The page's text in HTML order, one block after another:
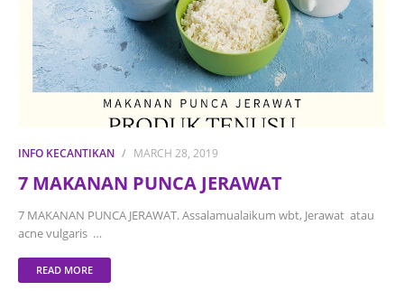
INFO KECANTIKAN MARCH 28, 2019
7 MAKANAN PUNCA JERAWAT
7 MAKANAN PUNCA JERAWAT. Assalamualaikum wbt, Jerawat atau
acne vulgaris …
READ MORE